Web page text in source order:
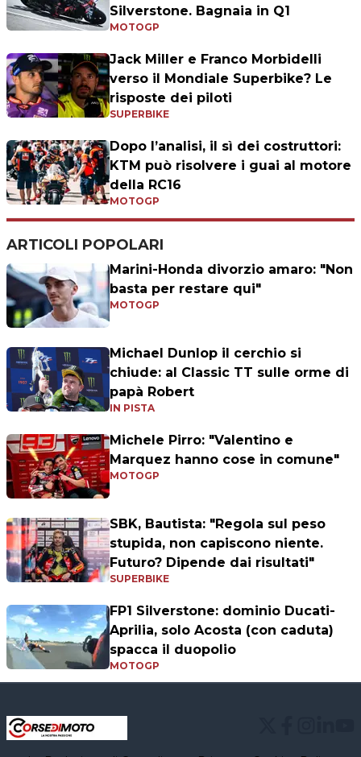
Silverstone. Bagnaia in Q1
MOTOGP
Jack Miller e Franco Morbidelli
verso il Mondiale Superbike? Le
risposte dei piloti
SUPERBIKE
Dopo l’analisi, il sì dei costruttori:
KTM può risolvere i guai al motore
della RC16
MOTOGP
ARTICOLI POPOLARI
Marini-Honda divorzio amaro: "Non
basta per restare qui"
MOTOGP
Michael Dunlop il cerchio si
chiude: al Classic TT sulle orme di
papà Robert
IN PISTA
Michele Pirro: "Valentino e
Marquez hanno cose in comune"
MOTOGP
SBK, Bautista: "Regola sul peso
stupida, non capiscono niente.
Futuro? Dipende dai risultati"
SUPERBIKE
FP1 Silverstone: dominio Ducati-
Aprilia, solo Acosta (con caduta)
spacca il duopolio
MOTOGP